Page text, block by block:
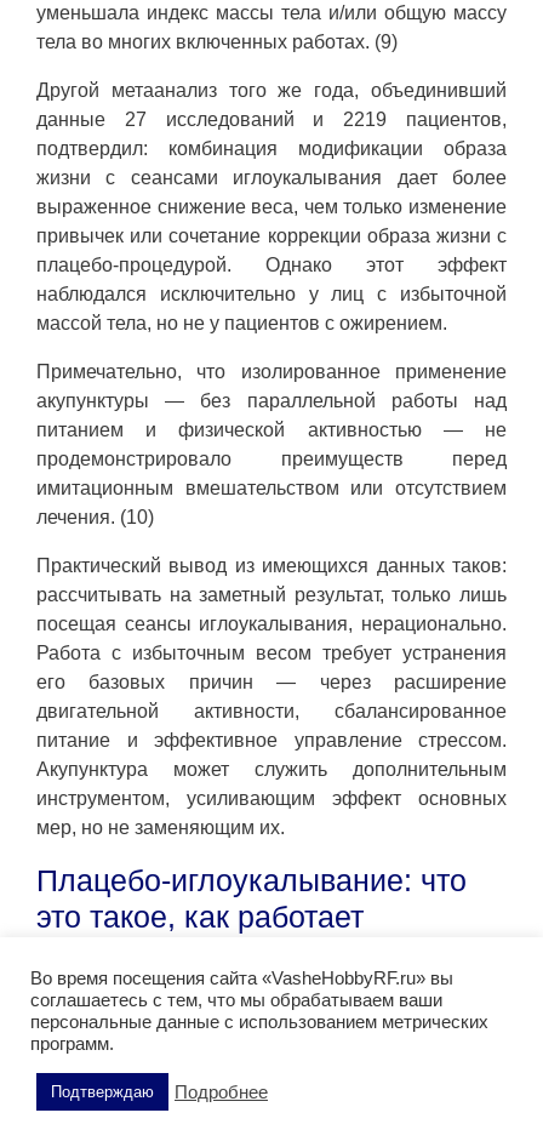
уменьшала индекс массы тела и/или общую массу
тела во многих включенных работах. (9)
Другой метаанализ того же года, объединивший
данные 27 исследований и 2219 пациентов,
подтвердил: комбинация модификации образа
жизни с сеансами иглоукалывания дает более
выраженное снижение веса, чем только изменение
привычек или сочетание коррекции образа жизни с
плацебо-процедурой. Однако этот эффект
наблюдался исключительно у лиц с избыточной
массой тела, но не у пациентов с ожирением.
Примечательно, что изолированное применение
акупунктуры — без параллельной работы над
питанием и физической активностью — не
продемонстрировало преимуществ перед
имитационным вмешательством или отсутствием
лечения. (10)
Практический вывод из имеющихся данных таков:
рассчитывать на заметный результат, только лишь
посещая сеансы иглоукалывания, нерационально.
Работа с избыточным весом требует устранения
его базовых причин — через расширение
двигательной активности, сбалансированное
питание и эффективное управление стрессом.
Акупунктура может служить дополнительным
инструментом, усиливающим эффект основных
мер, но не заменяющим их.
Плацебо-иглоукалывание: что
это такое, как работает
В клинических исследованиях эффективности
акупунктуры используется метод, известный как
плацебо-иглоукалывание (или шам-акупунктура).
Основная задача этого подхода —
дифференцировать истинное физиологическое
Во время посещения сайта «VasheHobbyRF.ru» вы
соглашаетесь с тем, что мы обрабатываем ваши
персональные данные с использованием метрических
программ.
Подтверждаю Подробнее